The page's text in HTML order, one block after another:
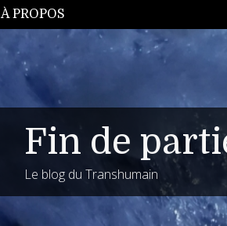
À PROPOS
Fin de
Le blog du Transhumain